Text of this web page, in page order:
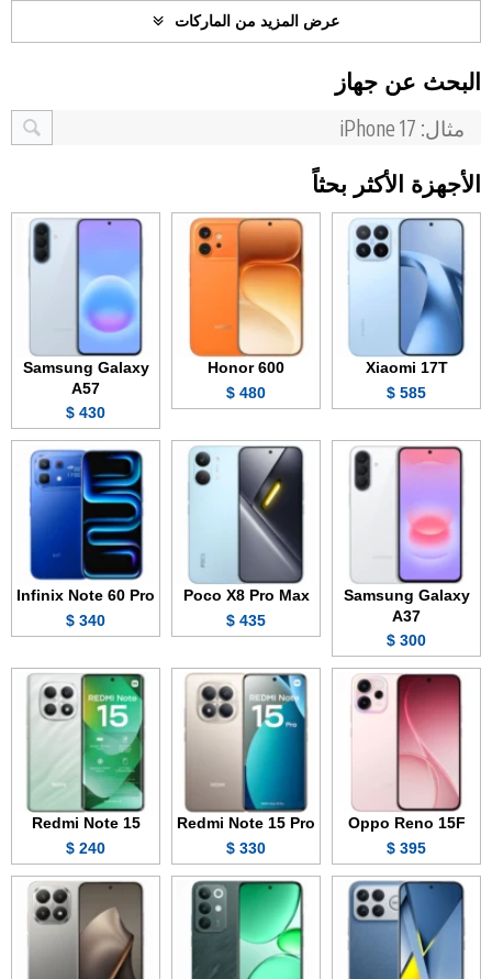
عرض المزيد من الماركات
البحث عن جهاز
الأجهزة الأكثر بحثاً
Xiaomi 17T
585 $
Honor 600
480 $
Samsung Galaxy
A57
430 $
Samsung Galaxy
A37
300 $
Poco X8 Pro Max
435 $
Infinix Note 60 Pro
340 $
Oppo Reno 15F
395 $
Redmi Note 15 Pro
330 $
Redmi Note 15
240 $